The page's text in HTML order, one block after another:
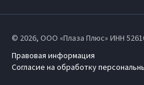
© 2026, ООО «Плаза Плюс» ИНН
Правовая информация
Согласие на обработку